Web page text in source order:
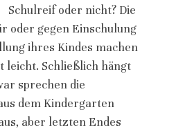
Schulreif oder nicht? Die
oder gegen Einschulung
ihres Kindes machen
leicht. Schließlich hängt
sprechen die
dem Kindergarten
aber letzten Endes